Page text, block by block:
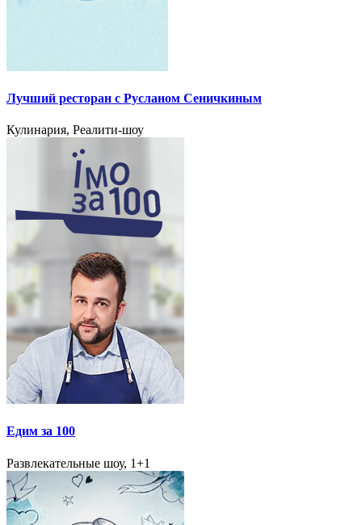
Лучший ресторан с Русланом Сеничкиным
Кулинария, Реалити-шоу
Едим за 100
Развлекательные шоу, 1+1